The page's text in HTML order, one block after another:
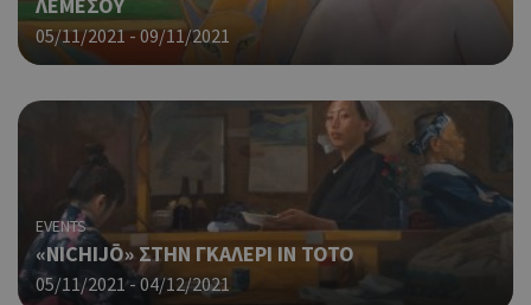
05/11/2021 - 09/11/2021
EVENTS
«NICHIJŌ» ΣΤΗΝ ΓΚΑΛΕΡΙ IN TOTO
05/11/2021 - 04/12/2021